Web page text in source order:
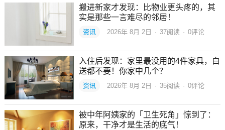
搬进新家才发现：比物业更头疼的，其
实是那些一言难尽的邻居！
资讯 2026年 8月 2日 · 37阅读 · 0评论
入住后发现：家里最没用的4件家具，白
送都不要！你家中几个？
资讯 2026年 8月 2日 · 35阅读 · 0评论
被中年阿姨家的「卫生死角」惊到了：
原来，干净才是生活的底气！